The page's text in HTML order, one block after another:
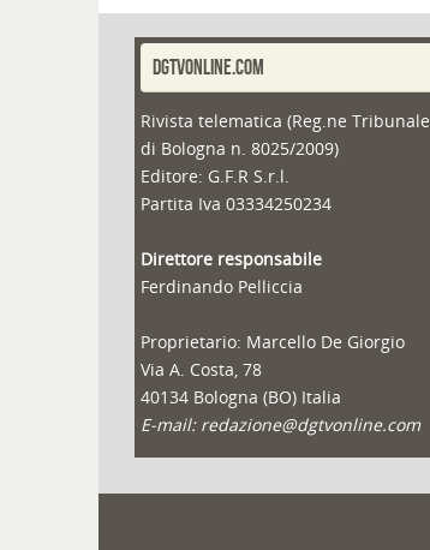
DGTVONLINE.COM
Rivista telematica (Reg.ne Tribunale
di Bologna n. 8025/2009)
Editore: G.F.R S.r.l.
Partita Iva 03334250234
Direttore responsabile
Ferdinando Pelliccia
Proprietario: Marcello De Giorgio
Via A. Costa, 78
40134 Bologna (BO) Italia
E-mail: redazione@dgtvonline.com